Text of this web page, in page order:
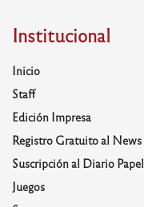
Institucional
Inicio
Staff
Edición Impresa
Registro Gratuito al News
Suscripción al Diario Papel
Juegos